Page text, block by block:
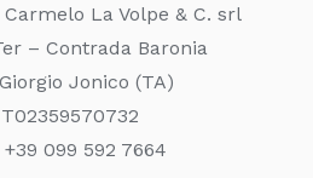
La Volpe & C. srl
– Contrada Baronia
Jonico (TA)
099 592 7664